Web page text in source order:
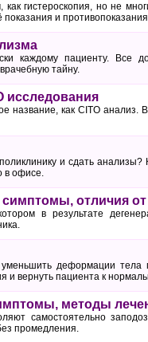
гистероскопия, но не
и
каждому пациенту. Все
тайну.
исследования
название, как CITO анализ.
и сдать
в офисе.
отличия
в результате
деформации
вернуть пациента к
методы
самостоятельно
промедления.